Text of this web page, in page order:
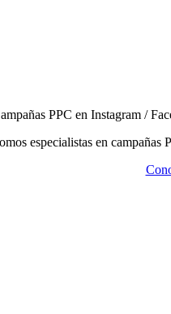
PPC en Instagram /
especialistas en